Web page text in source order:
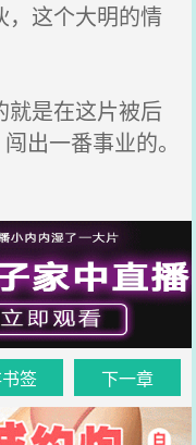
这个大明的情
是在这片被后
出一番事业的。
签 下一章